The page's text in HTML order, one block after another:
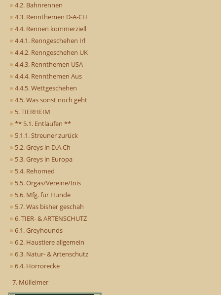
4.2. Bahnrennen
4.3. Rennthemen D-A-CH
4.4. Rennen kommerziell
4.4.1. Renngeschehen Irl
4.4.2. Renngeschehen UK
4.4.3. Rennthemen USA
4.4.4. Rennthemen Aus
4.4.5. Wettgeschehen
4.5. Was sonst noch geht
5. TIERHEIM
** 5.1. Entlaufen **
5.1.1. Streuner zurück
5.2. Greys in D,A,Ch
5.3. Greys in Europa
5.4. Rehomed
5.5. Orgas/Vereine/Inis
5.6. Mfg. für Hunde
5.7. Was bisher geschah
6. TIER- & ARTENSCHUTZ
6.1. Greyhounds
6.2. Haustiere allgemein
6.3. Natur- & Artenschutz
6.4. Horrorecke
7. Mülleimer